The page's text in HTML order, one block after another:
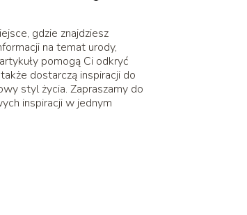
gdzie znajdziesz
na temat urody,
pomogą Ci odkryć
dostarczą inspiracji do
styl życia. Zapraszamy do
inspiracji w jednym